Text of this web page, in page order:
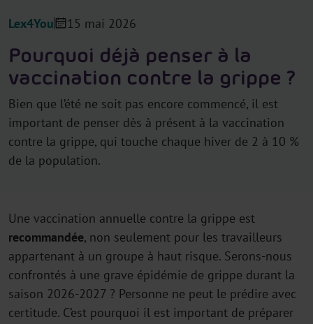
Lex4You 15 mai 2026
Pourquoi déjà penser à la
vaccination contre la grippe ?
Bien que l’été ne soit pas encore commencé, il est
important de penser dès à présent à la vaccination
contre la grippe, qui touche chaque hiver de 2 à 10 %
de la population.
Une vaccination annuelle contre la grippe est
recommandée, non seulement pour les travailleurs
appartenant à un groupe à haut risque. Serons-nous
confrontés à une grave épidémie de grippe durant la
saison 2026-2027 ? Personne ne peut le prédire avec
certitude. C’est pourquoi il est important de préparer